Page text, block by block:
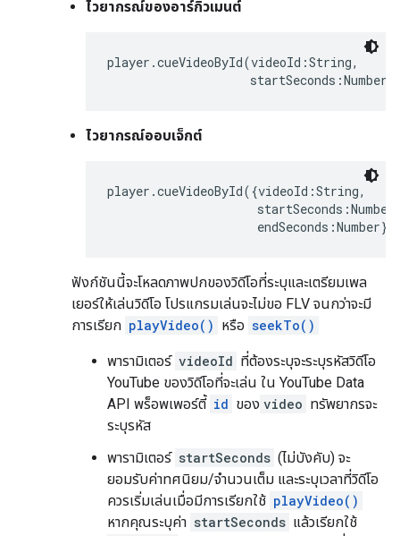
ไวยากรณ์ของอาร์กิวเมนต์
player.cueVideoById(videoId:String,
ไวยากรณ์ออบเจ็กต์
player.cueVideoById({videoId:String,
ฟังก์ชันนี้จะโหลดภาพปกของวิดีโอที่ระบุและเตรียมเพล
เยอร์ให้เล่นวิดีโอ โปรแกรมเล่นจะไม่ขอ FLV จนกว่าจะมี
การเรียก playVideo() หรือ seekTo()
พารามิเตอร์ videoId ที่ต้องระบุจะระบุรหัสวิดีโอ
YouTube ของวิดีโอที่จะเล่น ใน YouTube Data
API พร็อพเพอร์ตี้ id ของ video ทรัพยากรจะ
ระบุรหัส
พารามิเตอร์ startSeconds (ไม่บังคับ) จะ
ยอมรับค่าทศนิยม/จำนวนเต็ม และระบุเวลาที่วิดีโอ
ควรเริ่มเล่นเมื่อมีการเรียกใช้ playVideo()
หากคุณระบุค่า startSeconds แล้วเรียกใช้